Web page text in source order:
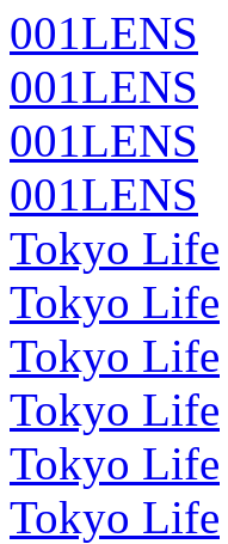
001LENS
001LENS
001LENS
001LENS
Tokyo Life
Tokyo Life
Tokyo Life
Tokyo Life
Tokyo Life
Tokyo Life